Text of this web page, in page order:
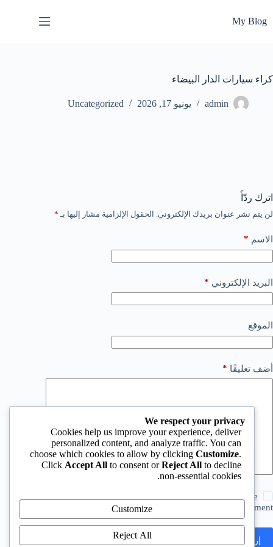
إلى
المحتوى
My Blog
كراء سيارات الدار البيضاء
admin يونيو 17, 2026 Uncategorized
اترك ردّاً
لن يتم نشر عنوان بريدك الإلكتروني. الحقول الإلزامية مشار إليها بـ *
الاسم *
البريد الإلكتروني *
الموقع
أضف تعليقًا *
Save my name, email and website in this browser for the
next time I comment.
إرسال التعليق
We respect your privacy
Cookies help us improve your experience, deliver
personalized content, and analyze traffic. You can
choose which cookies to allow by clickingCustomize.
Click Accept All to consent orReject All to decline
non-essential cookies.
Customize
Reject All